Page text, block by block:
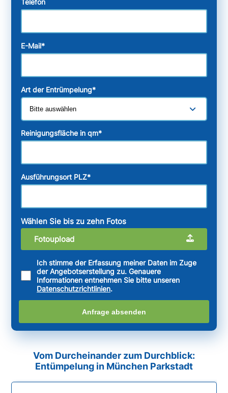
Telefon
E-Mail*
Art der Entrümpelung*
Reinigungsfläche in qm*
Ausführungsort PLZ*
Wählen Sie bis zu zehn Fotos
Fotoupload
Ich stimme der Erfassung meiner Daten im Zuge
der Angebotserstellung zu. Genauere
Informationen entnehmen Sie bitte unseren
Datenschutzrichtlinien.
Anfrage absenden
Vom Durcheinander zum Durchblick:
Entümpelung in München Parkstadt